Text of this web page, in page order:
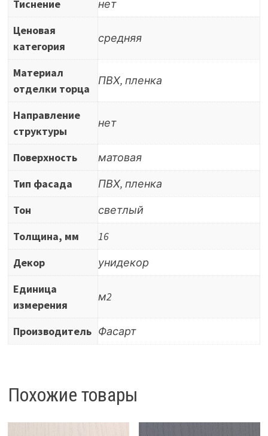
Тиснение
нет
Ценовая
категория
средняя
Материал
отделки торца
ПВХ, пленка
Направление
структуры
нет
Поверхность
матовая
Тип фасада
ПВХ, пленка
Тон
светлый
Толщина, мм
16
Декор
унидекор
Единица
измерения
м2
Производитель Фасарт
Похожие товары